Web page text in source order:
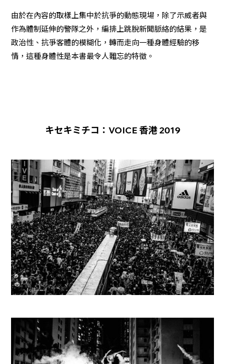
由於在內容的取樣上集中於抗爭的動態現場，除了示威者與
作為體制延伸的警隊之外，編排上跳脫新聞脈絡的結果，是
政治性、抗爭客體的模糊化，轉而走向一種身體經驗的移
情，這種身體性是本書最令人難忘的特徵。
キセキミチコ：VOICE 香港 2019